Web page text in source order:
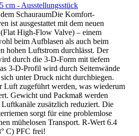
cm - Ausstellungsstück
SchauraumDie Komfort-
ist ausgestattet mit dem neuen
High-Flow Valve) – einem
beim Aufblasen als auch beim
hohen Luftstrom durchlässt. Der
durch die 3-D-Form mit tiefem
3-D-Profil wird durch Seitenwände
unter Druck nicht durchbiegen.
Luft zugeführt werden, was wiederum
Gewicht und Packmaß werden
zusätzlich reduziert. Die
sorgt für eine problemlose
mühelosen Transport. R-Wert 6.4
C) PFC frei!